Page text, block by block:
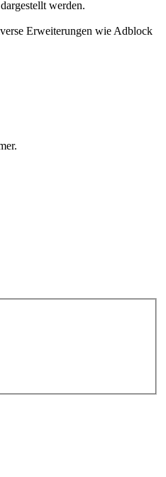
werden.
Erweiterungen wie Adblock